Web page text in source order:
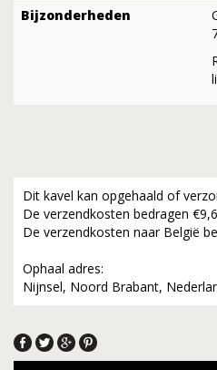
Bijzonderheden
Dit kavel kan opgehaald of
De verzendkosten bedragen
De verzendkosten naar België
Ophaal adres:
Nijnsel, Noord Brabant,